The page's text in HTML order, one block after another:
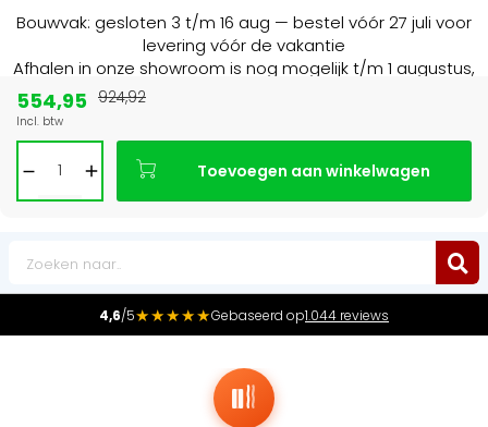
Bouwvak: gesloten 3 t/m 16 aug — bestel vóór 27 juli voor
levering vóór de vakantie
Afhalen in onze showroom is nog mogelijk t/m 1 augustus,
4,6/5★★★★★Gebaseerd op1.044 reviews
554,95
Incl. btw
924,92
Toevoegen aan winkelwagen